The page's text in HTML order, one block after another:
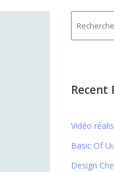
Recent
Vidéo
Basic Of
Design